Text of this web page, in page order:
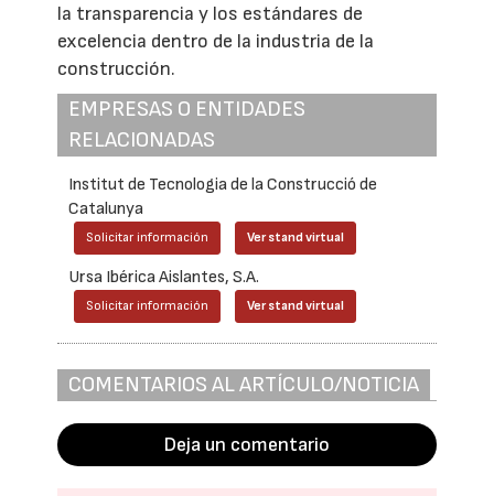
la transparencia y los estándares de
excelencia dentro de la industria de la
construcción.
EMPRESAS O ENTIDADES
RELACIONADAS
Institut de Tecnologia de la Construcció de
Catalunya
Solicitar información Ver stand virtual
Ursa Ibérica Aislantes, S.A.
Solicitar información Ver stand virtual
COMENTARIOS AL ARTÍCULO/NOTICIA
Deja un comentario